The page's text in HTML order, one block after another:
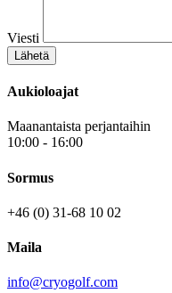
Viesti
Lähetä
Aukioloajat
Maanantaista perjantaihin
10:00 - 16:00
Sormus
+46 (0) 31-68 10 02
Maila
info@cryogolf.com